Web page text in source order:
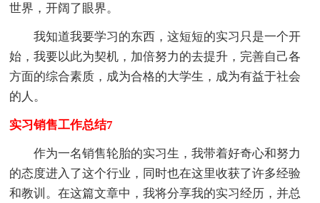
世界，开阔了眼界。
我知道我要学习的东西，这短短的实习只是一个开
始，我要以此为契机，加倍努力的去提升，完善自己各
方面的综合素质，成为合格的大学生，成为有益于社会
的人。
实习销售工作总结7
作为一名销售轮胎的实习生，我带着好奇心和努力
的态度进入了这个行业，同时也在这里收获了许多经验
和教训。在这篇文章中，我将分享我的实习经历，并总